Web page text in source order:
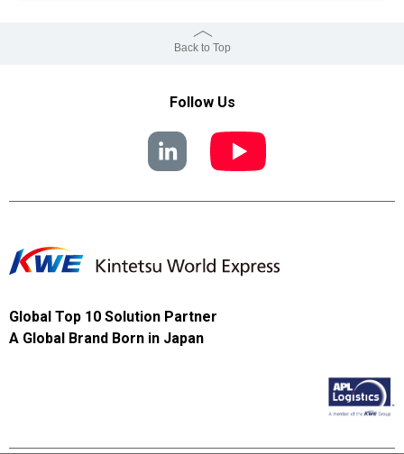
Back to Top
Follow Us
Global Top 10 Solution Partner
A Global Brand Born in Japan